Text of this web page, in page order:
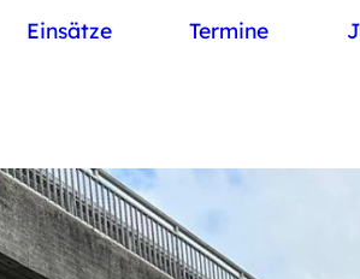
Einsätze Termine